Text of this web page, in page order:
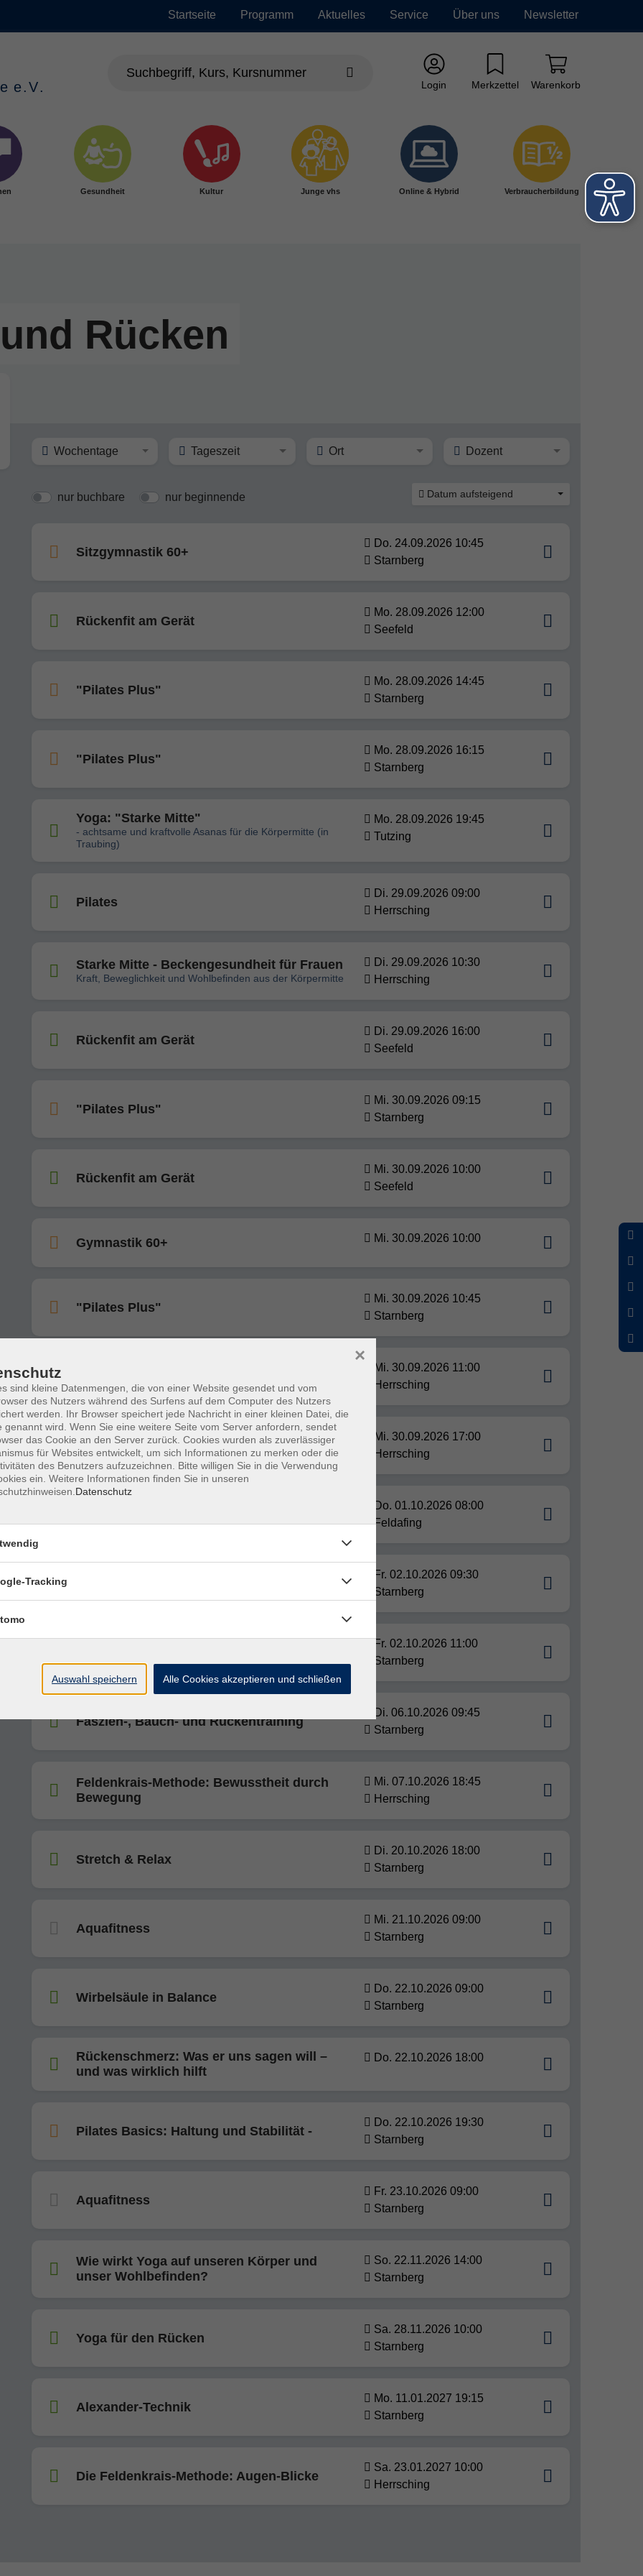
Startseite Programm Aktuelles Service Über uns Newsletter
Login Merkzettel Warenkorb
Gesundheit Kultur Junge vhs Online & Hybrid Verbraucherbildung
Rücken
Wochentage Tageszeit Ort Dozent
nur buchbare nur beginnende Datum aufsteigend
Sitzgymnastik 60+
Do. 24.09.2026 10:45
Starnberg
Rückenfit am Gerät
Mo. 28.09.2026 12:00
Seefeld
"Pilates Plus"
Mo. 28.09.2026 14:45
Starnberg
"Pilates Plus"
Mo. 28.09.2026 16:15
Starnberg
Yoga: "Starke Mitte"
- achtsame und kraftvolle Asanas für die Körpermitte (in
Traubing)
Mo. 28.09.2026 19:45
Tutzing
Pilates
Di. 29.09.2026 09:00
Herrsching
Starke Mitte - Beckengesundheit für Frauen
Kraft, Beweglichkeit und Wohlbefinden aus der Körpermitte
Di. 29.09.2026 10:30
Herrsching
Rückenfit am Gerät
Di. 29.09.2026 16:00
Seefeld
"Pilates Plus"
Mi. 30.09.2026 09:15
Starnberg
Rückenfit am Gerät
Mi. 30.09.2026 10:00
Seefeld
Gymnastik 60+ Mi. 30.09.2026 10:00
"Pilates Plus"
Mi. 30.09.2026 10:45
Starnberg
Mi. 30.09.2026 11:00
Herrsching
After-Work-Rückenfit
Mi. 30.09.2026 17:00
Herrsching
Do. 01.10.2026 08:00
Feldafing
Fr. 02.10.2026 09:30
Starnberg
Fr. 02.10.2026 11:00
Starnberg
Faszien-, Bauch- und Rückentraining
Di. 06.10.2026 09:45
Starnberg
Feldenkrais-Methode: Bewusstheit durch
Bewegung
Mi. 07.10.2026 18:45
Herrsching
Stretch & Relax
Di. 20.10.2026 18:00
Starnberg
Aquafitness
Mi. 21.10.2026 09:00
Starnberg
Wirbelsäule in Balance
Do. 22.10.2026 09:00
Starnberg
Rückenschmerz: Was er uns sagen will –
und was wirklich hilft
Do. 22.10.2026 18:00
Pilates Basics: Haltung und Stabilität -
Do. 22.10.2026 19:30
Starnberg
Aquafitness
Fr. 23.10.2026 09:00
Starnberg
Wie wirkt Yoga auf unseren Körper und
unser Wohlbefinden?
So. 22.11.2026 14:00
Starnberg
Yoga für den Rücken
Sa. 28.11.2026 10:00
Starnberg
Alexander-Technik
Mo. 11.01.2027 19:15
Starnberg
Die Feldenkrais-Methode: Augen-Blicke
Sa. 23.01.2027 10:00
Herrsching
sind kleine Datenmengen, die von einer Website gesendet und vom
des Nutzers während des Surfens auf dem Computer des Nutzers
werden. Ihr Browser speichert jede Nachricht in einer kleinen Datei, die
genannt wird. Wenn Sie eine weitere Seite vom Server anfordern, sendet
das Cookie an den Server zurück. Cookies wurden als zuverlässiger
für Websites entwickelt, um sich Informationen zu merken oder die
des Benutzers aufzuzeichnen. Bitte willigen Sie in die Verwendung
ein. Weitere Informationen finden Sie in unseren
Datenschutz
×
Tracking
Auswahl speichern Alle Cookies akzeptieren und schließen